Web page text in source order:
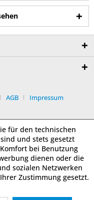
AGB Impressum
für den technischen
und stets gesetzt
bei Benutzung
dienen oder die
sozialen Netzwerken
Zustimmung gesetzt.